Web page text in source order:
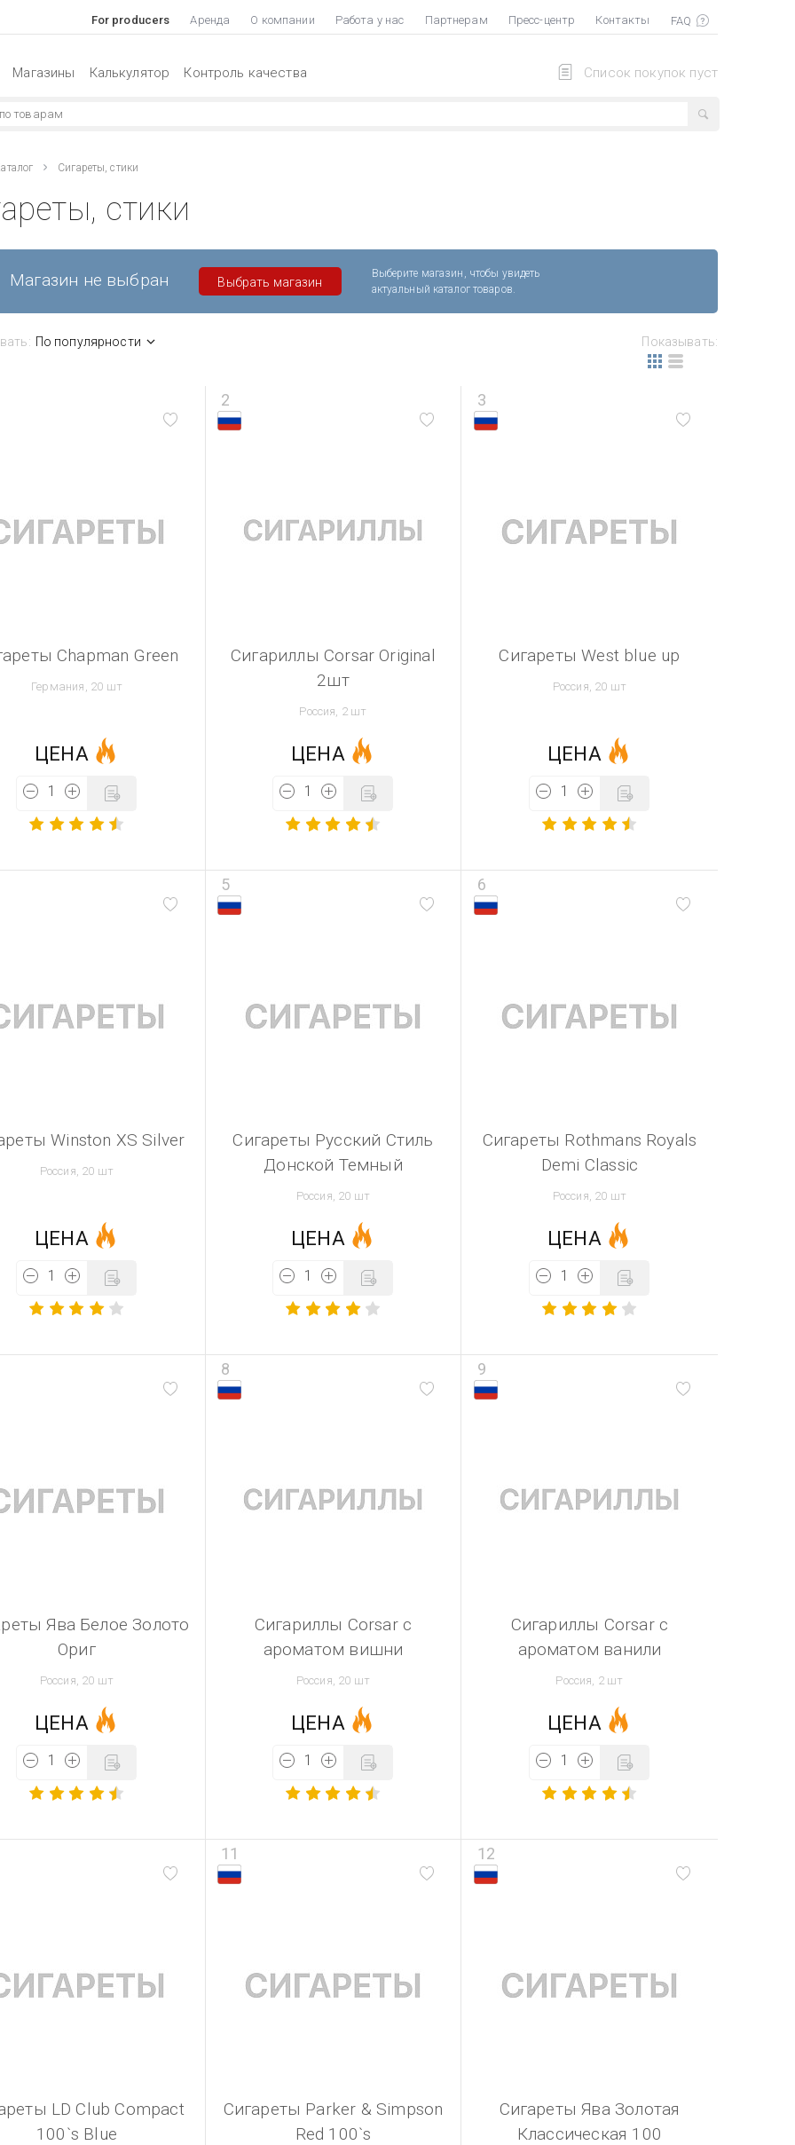
For producers Аренда О компании Работа у нас Партнерам Пресс-центр Контакты
Список покупок пуст
Магазины Калькулятор Контроль качества
Сигареты, стики
стики
Магазин не выбран Выбрать магазин
Выберите магазин, чтобы увидеть
актуальный каталог товаров.
По популярности Показывать:
Chapman Green
Германия, 20 шт
ЦЕНА
2
Сигариллы Corsar Original
2шт
Россия, 2 шт
ЦЕНА
3
Сигареты West blue up
Россия, 20 шт
ЦЕНА
Winston XS Silver
Россия, 20 шт
ЦЕНА
5
Сигареты Русский Стиль
Донской Темный
Россия, 20 шт
ЦЕНА
6
Сигареты Rothmans Royals
Demi Classic
Россия, 20 шт
ЦЕНА
Ява Белое Золото
Ориг
Россия, 20 шт
ЦЕНА
8
Сигариллы Corsar c
ароматом вишни
Россия, 20 шт
ЦЕНА
9
Сигариллы Corsar с
ароматом ванили
Россия, 2 шт
ЦЕНА
LD Club Compact
100`s Blue
11
Сигареты Parker & Simpson
Red 100`s
12
Сигареты Ява Золотая
Классическая 100